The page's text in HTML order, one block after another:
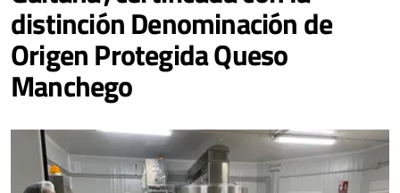
distinción Denominación de
Origen Protegida Queso
Manchego